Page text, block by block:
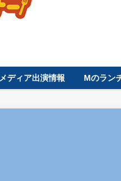
メディア出演情報 Mのラン